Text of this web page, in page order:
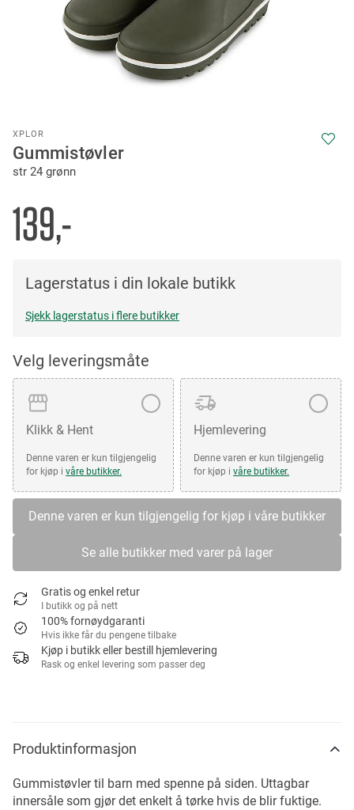
XPLOR
Gummistøvler
str 24 grønn
139,-
Lagerstatus i din lokale butikk
Sjekk lagerstatus i flere butikker
Velg leveringsmåte
Klikk & Hent
Denne varen er kun tilgjengelig
for kjøp i våre butikker.
Hjemlevering
Denne varen er kun tilgjengelig
for kjøp i våre butikker.
Denne varen er kun tilgjengelig for kjøp i våre butikker
Se alle butikker med varer på lager
Gratis og enkel retur
I butikk og på nett
100% fornøydgaranti
Hvis ikke får du pengene tilbake
Kjøp i butikk eller bestill hjemlevering
Rask og enkel levering som passer deg
to
the
beginning
the
images
gallery
Produktinformasjon
Gummistøvler til barn med spenne på siden. Uttagbar
innersåle som gjør det enkelt å tørke hvis de blir fuktige.